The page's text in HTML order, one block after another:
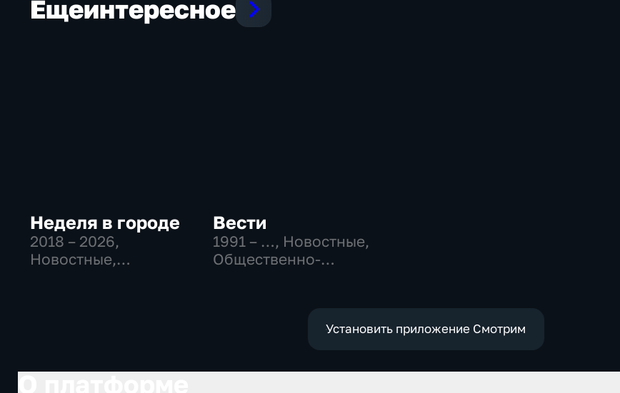
Ещеинтересное
Неделя в городе
2018 – 2026,
Новостные,
Вести
1991 – …, Новостные,
Общественно-
Установить приложение Смотрим